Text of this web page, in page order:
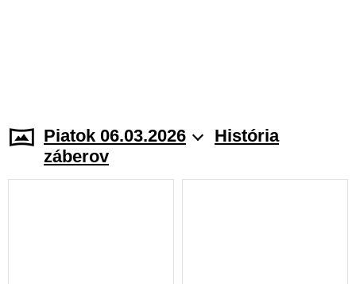
Piatok 06.03.2026
História
záberov